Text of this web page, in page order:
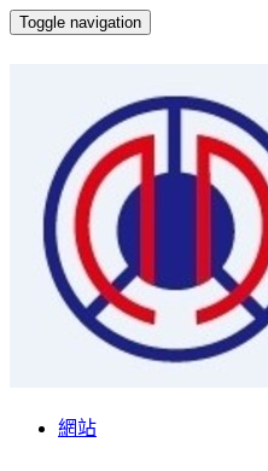
Toggle navigation
網站